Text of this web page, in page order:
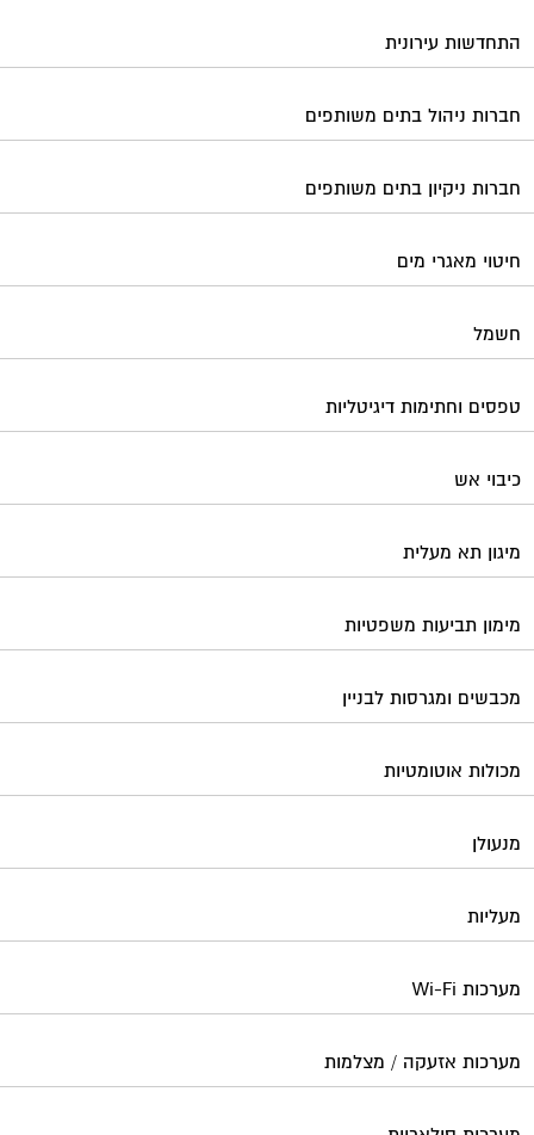
התחדשות עירונית
חברות ניהול בתים משותפים
חברות ניקיון בתים משותפים
חיטוי מאגרי מים
חשמל
טפסים וחתימות דיגיטליות
כיבוי אש
מיגון תא מעלית
מימון תביעות משפטיות
מכבשים ומגרסות לבניין
מכולות אוטומטיות
מנעולן
מעליות
מערכות Wi-Fi
מערכות אזעקה / מצלמות